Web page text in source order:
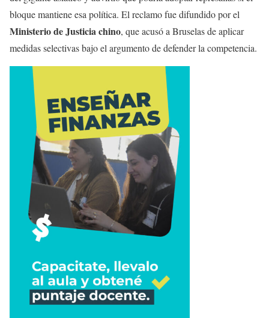
bloque mantiene esa política. El reclamo fue difundido por el
Ministerio de Justicia chino, que acusó a Bruselas de aplicar
medidas selectivas bajo el argumento de defender la competencia.